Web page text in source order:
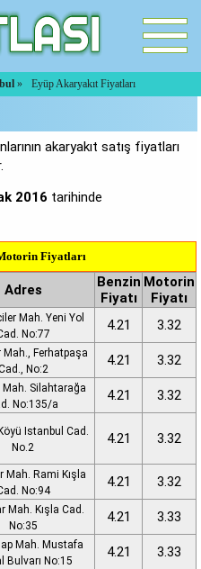
» Eyüp Akaryakıt Fiyatları
akaryakıt satış fiyatları
2016 tarihinde
Fiyatları
Adres
Benzin
Fiyatı
Motorin
Fiyatı
Mah. Yeni Yol
No:77
4.21 3.32
Mah., Ferhatpaşa
No:2
4.21 3.32
Mah. Silahtarağa
No:135/a
4.21 3.32
Istanbul Cad.
No.2
4.21 3.32
Mah. Rami Kışla
No:94
4.21 3.32
Mah. Kışla Cad.
No:35
4.21 3.33
Mah. Mustafa
Bulvarı No:15
4.21 3.33